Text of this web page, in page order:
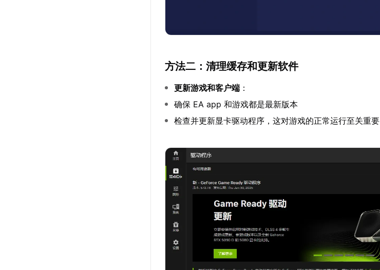
方法二：清理缓存和更新软件
更新游戏和客户端 ：
确保 EA app 和游戏都是最新版本
检查并更新显卡驱动程序，这对游戏的正常运行至关重要